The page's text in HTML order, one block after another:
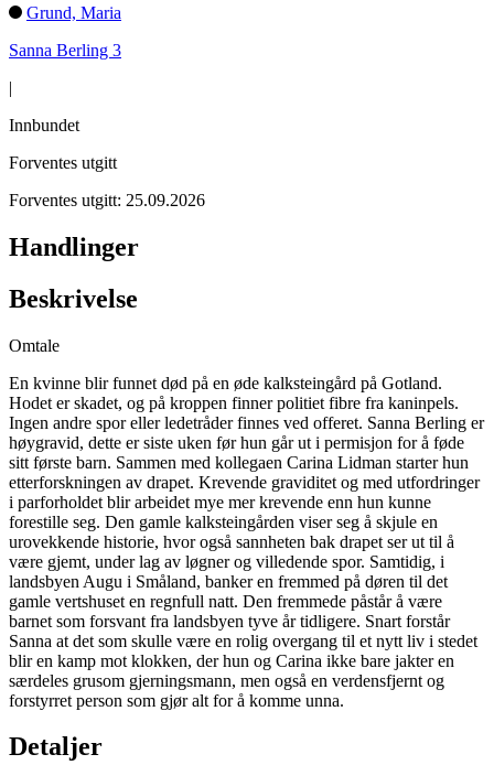
Grund, Maria
Sanna Berling 3
|
Innbundet
Forventes utgitt
Forventes utgitt: 25.09.2026
Handlinger
Beskrivelse
Omtale
En kvinne blir funnet død på en øde kalksteingård på Gotland.
Hodet er skadet, og på kroppen finner politiet fibre fra kaninpels.
Ingen andre spor eller ledetråder finnes ved offeret. Sanna Berling er
høygravid, dette er siste uken før hun går ut i permisjon for å føde
sitt første barn. Sammen med kollegaen Carina Lidman starter hun
etterforskningen av drapet. Krevende graviditet og med utfordringer
i parforholdet blir arbeidet mye mer krevende enn hun kunne
forestille seg. Den gamle kalksteingården viser seg å skjule en
urovekkende historie, hvor også sannheten bak drapet ser ut til å
være gjemt, under lag av løgner og villedende spor. Samtidig, i
landsbyen Augu i Småland, banker en fremmed på døren til det
gamle vertshuset en regnfull natt. Den fremmede påstår å være
barnet som forsvant fra landsbyen tyve år tidligere. Snart forstår
Sanna at det som skulle være en rolig overgang til et nytt liv i stedet
blir en kamp mot klokken, der hun og Carina ikke bare jakter en
særdeles grusom gjerningsmann, men også en verdensfjernt og
forstyrret person som gjør alt for å komme unna.
Detaljer